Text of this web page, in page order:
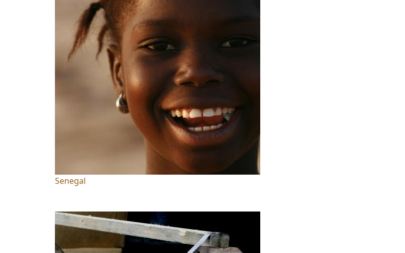
Senegal